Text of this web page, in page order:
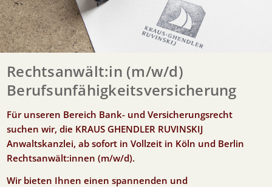
Rechtsanwält:in (m/w/d)
Berufsunfähigkeitsversicherung
Für unseren Bereich Bank- und Versicherungsrecht
suchen wir, die KRAUS GHENDLER RUVINSKIJ
Anwaltskanzlei, ab sofort in Vollzeit in Köln und Berlin
Rechtsanwält:innen (m/w/d).
Wir bieten Ihnen einen spannenden und